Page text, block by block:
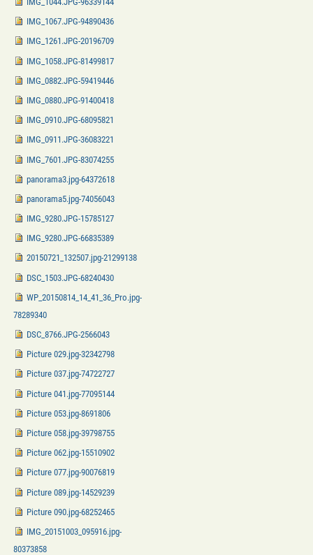
IMG_1067.JPG-94890436
IMG_1261.JPG-20196709
IMG_1058.JPG-81499817
IMG_0882.JPG-59419446
IMG_0880.JPG-91400418
IMG_0910.JPG-68095821
IMG_0911.JPG-36083221
IMG_7601.JPG-83074255
panorama3.jpg-64372618
panorama5.jpg-74056043
IMG_9280.JPG-15785127
IMG_9280.JPG-66835389
20150721_132507.jpg-21299138
DSC_1503.JPG-68240430
WP_20150814_14_41_36_Pro.jpg-
78289340
DSC_8766.JPG-2566043
Picture 029.jpg-32342798
Picture 037.jpg-74722727
Picture 041.jpg-77095144
Picture 053.jpg-8691806
Picture 058.jpg-39798755
Picture 062.jpg-15510902
Picture 077.jpg-90076819
Picture 089.jpg-14529239
Picture 090.jpg-68252465
IMG_20151003_095916.jpg-
80373858